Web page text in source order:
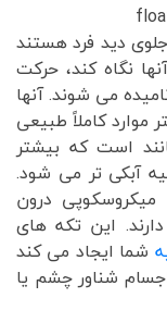
دید فرد هستند
نگاه کند، حرکت
می شوند. آنها
موارد کاملاً طبیعی
است که بیشتر
آبکی تر می شود.
میکروسکوپی درون
این تکه های
شما ایجاد می کند
شناور چشم یا